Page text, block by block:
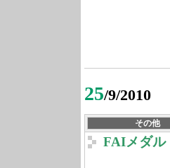
25/9/2010
その他
FAIメダル